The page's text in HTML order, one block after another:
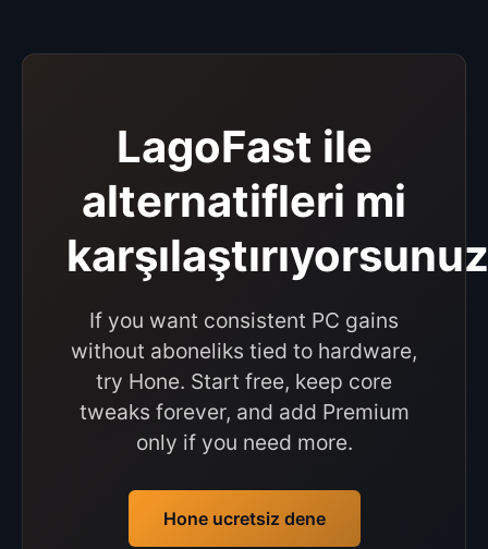
LagoFast ile
alternatifleri mi
If you want consistent PC gains
without aboneliks tied to hardware,
try Hone. Start free, keep core
tweaks forever, and add Premium
only if you need more.
Hone ucretsiz dene